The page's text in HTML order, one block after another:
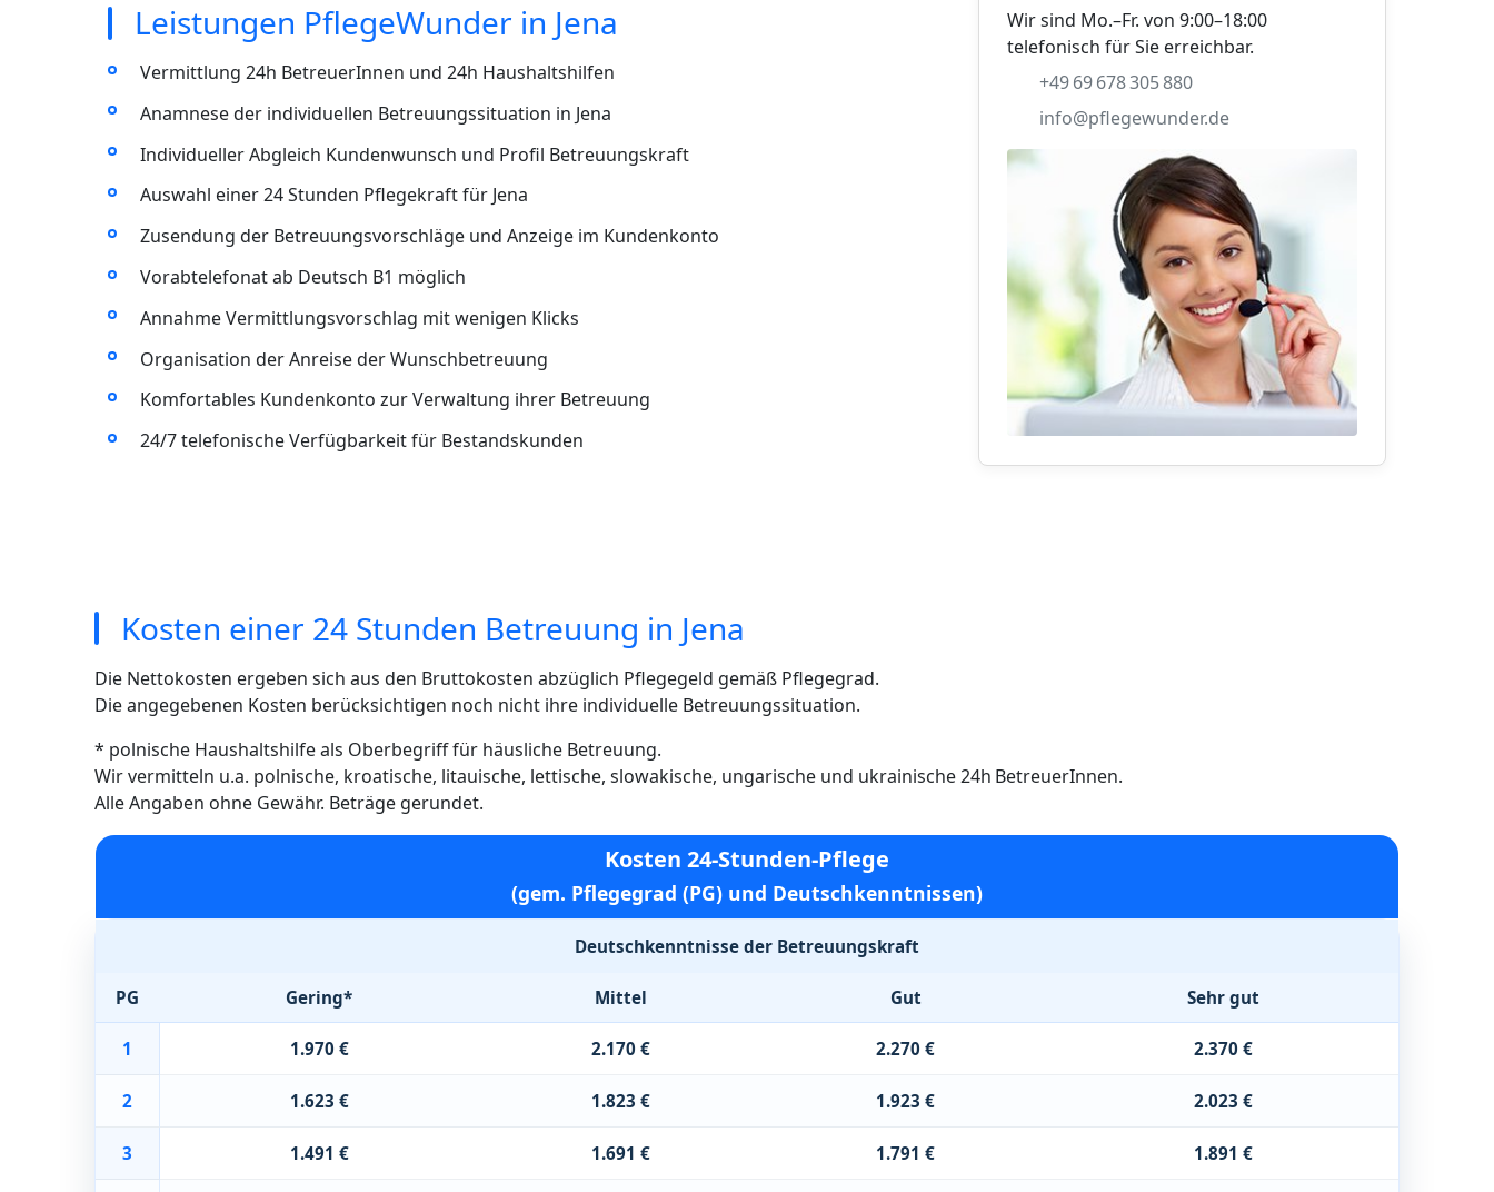
Leistungen PflegeWunder in Jena
Vermittlung 24h BetreuerInnen und 24h Haushaltshilfen
Anamnese der individuellen Betreuungssituation in Jena
Individueller Abgleich Kundenwunsch und Profil Betreuungskraft
Auswahl einer 24 Stunden Pflegekraft für Jena
Zusendung der Betreuungsvorschläge und Anzeige im Kundenkonto
Vorabtelefonat ab Deutsch B1 möglich
Annahme Vermittlungsvorschlag mit wenigen Klicks
Organisation der Anreise der Wunschbetreuung
Komfortables Kundenkonto zur Verwaltung ihrer Betreuung
24/7 telefonische Verfügbarkeit für Bestandskunden
Wir sind Mo.–Fr. von 9:00–18:00
telefonisch für Sie erreichbar.
+49 69 678 305 880
info@pflegewunder.de
Kosten einer 24 Stunden Betreuung in Jena
Die Nettokosten ergeben sich aus den Bruttokosten abzüglich Pflegegeld gemäß Pflegegrad.
Die angegebenen Kosten berücksichtigen noch nicht ihre individuelle Betreuungssituation.
* polnische Haushaltshilfe als Oberbegriff für häusliche Betreuung.
Wir vermitteln u.a. polnische, kroatische, litauische, lettische, slowakische, ungarische und ukrainische 24h BetreuerInnen.
Alle Angaben ohne Gewähr. Beträge gerundet.
Kosten 24-Stunden-Pflege
(gem. Pflegegrad (PG) und Deutschkenntnissen)
Deutschkenntnisse der Betreuungskraft
PG Gering* Mittel Gut Sehr gut
1 1.970 € 2.170 € 2.270 € 2.370 €
2 1.623 € 1.823 € 1.923 € 2.023 €
3 1.491 € 1.691 € 1.791 € 1.891 €